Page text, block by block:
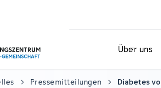
Über uns
Pressemitteilungen Diabetes